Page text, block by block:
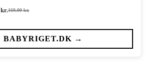
169,00kr.
Den
pris
var:
kr.Den
pris
er:
BABYRIGET.DK →